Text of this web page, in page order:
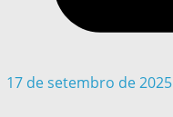
17 de setembro de 2025